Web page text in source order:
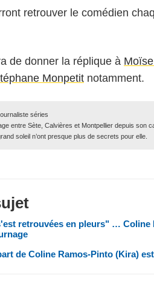
retrouver le comédien
de donner la réplique à
Monpetit notamment.
séries
entre Sète, Calvières et Montpellier depuis son
soleil n’ont presque plus de secrets pour elle.
retrouvées en pleurs" … Coline
de Coline Ramos-Pinto (Kira)